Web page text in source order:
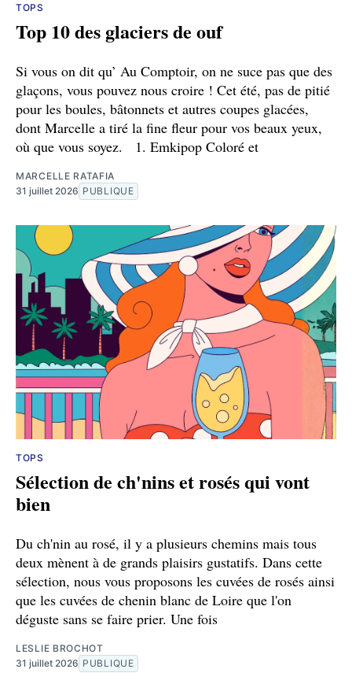
TOPS
Top 10 des glaciers de ouf
Si vous on dit qu’ Au Comptoir, on ne suce pas que des
glaçons, vous pouvez nous croire ! Cet été, pas de pitié
pour les boules, bâtonnets et autres coupes glacées,
dont Marcelle a tiré la fine fleur pour vos beaux yeux,
où que vous soyez. 1. Emkipop Coloré et
MARCELLE RATAFIA
31 juillet 2026 PUBLIQUE
TOPS
Sélection de ch'nins et rosés qui vont
bien
Du ch'nin au rosé, il y a plusieurs chemins mais tous
deux mènent à de grands plaisirs gustatifs. Dans cette
sélection, nous vous proposons les cuvées de rosés ainsi
que les cuvées de chenin blanc de Loire que l'on
déguste sans se faire prier. Une fois
LESLIE BROCHOT
31 juillet 2026 PUBLIQUE